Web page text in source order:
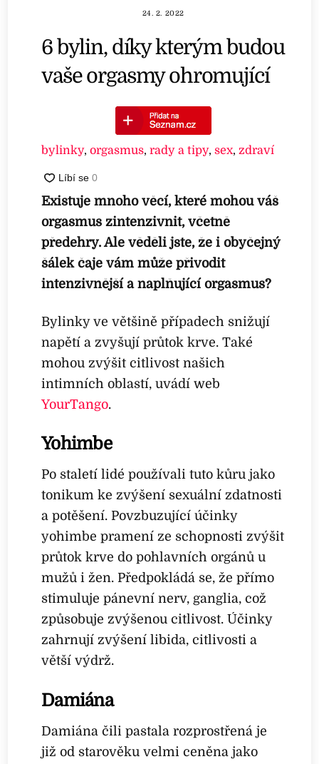
24. 2. 2022
6 bylin, díky kterým budou
vaše orgasmy ohromující
bylinky,orgasmus,rady a tipy,sex,zdraví
Existuje mnoho věcí, které mohou váš
orgasmus zintenzivnit, včetně
předehry. Ale věděli jste, že i obyčejný
šálek čaje vám může přivodit
intenzivnější a naplňující orgasmus?
Bylinky ve většině případech snižují
napětí a zvyšují průtok krve. Také
mohou zvýšit citlivost našich
intimních oblastí, uvádí web
YourTango.
Yohimbe
Po staletí lidé používali tuto kůru jako
tonikum ke zvýšení sexuální zdatnosti
a potěšení. Povzbuzující účinky
yohimbe pramení ze schopnosti zvýšit
průtok krve do pohlavních orgánů u
mužů i žen. Předpokládá se, že přímo
stimuluje pánevní nerv, ganglia, což
způsobuje zvýšenou citlivost. Účinky
zahrnují zvýšení libida, citlivosti a
větší výdrž.
Damiána
Damiána čili pastala rozprostřená je
již od starověku velmi ceněna jako